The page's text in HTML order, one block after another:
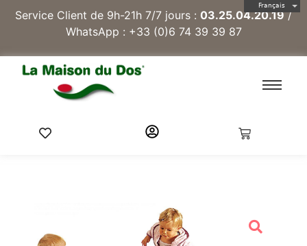
Français
Service Client de 9h-21h 7/7 jours : 03.25.04.20.19/
WhatsApp : +33 (0)6 74 39 39 87